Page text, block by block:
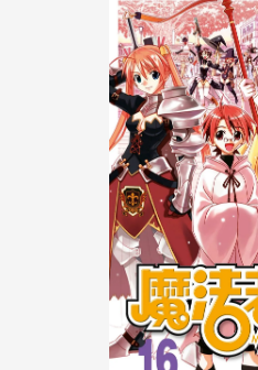
【公告】琅琅讀墨數位